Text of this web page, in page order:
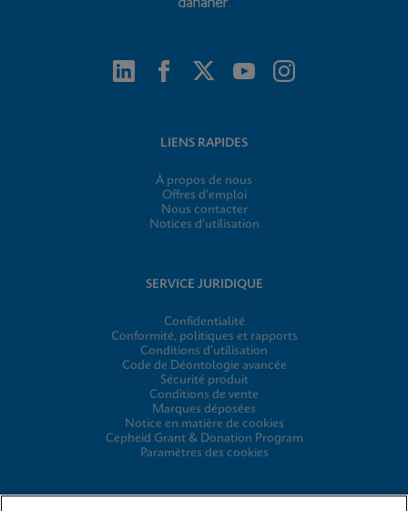
LIENS RAPIDES
À propos de nous
Offres d'emploi
Nous contacter
Notices d'utilisation
SERVICE JURIDIQUE
Confidentialité
Conformité, politiques et rapports
Conditions d’utilisation
Code de Déontologie avancée
Sécurité produit
Conditions de vente
Marques déposées
Notice en matière de cookies
Cepheid Grant & Donation Program
Paramètres des cookies